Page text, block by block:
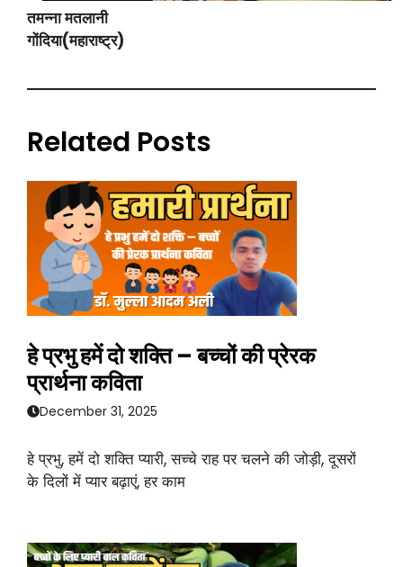
तमन्ना मतलानी
गोंदिया(महाराष्ट्र)
Related Posts
हे प्रभु हमें दो शक्ति – बच्चों की प्रेरक
प्रार्थना कविता
December 31, 2025
हे प्रभु, हमें दो शक्ति प्यारी, सच्चे राह पर चलने की जोड़ी, दूसरों
के दिलों में प्यार बढ़ाएं, हर काम